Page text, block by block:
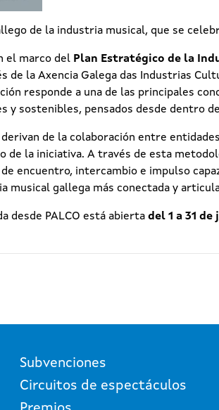
de la industria musical, que se
el marco del Plan Estratégico de la
de la Axencia Galega das Industrias
responde a una de las principales
y sostenibles, pensados desde dentro
de la colaboración entre
de la iniciativa. A través de esta
encuentro, intercambio e impulso
gallega más conectada y
desde PALCO está abierta del 1 a 31
Subvenciones
Circuitos de espectáculos